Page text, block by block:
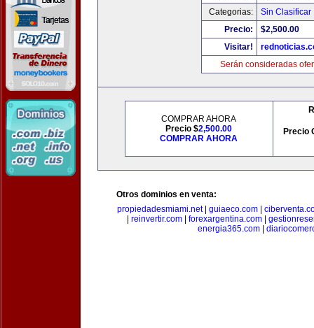
Categorias:
Sin Clasificar
Precio:
$2,500.00
Visitar!
Serán consideradas
COMPRAR AHORA
Precio $2,500.00
COMPRAR AHORA
Precio
Otros dominios en venta:
propiedadesmiami.net| guiaeco.com|
reinvertir.com forexargentina.com
energia365.com